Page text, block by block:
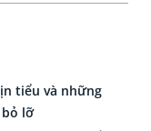
tiểu và những
lỡ